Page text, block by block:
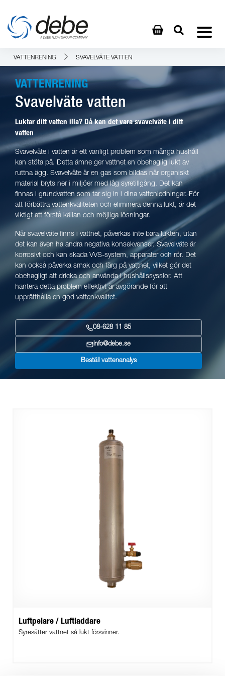
VATTENRENING SVAVELVÄTE VATTEN
VATTENRENING
Svavelväte vatten
Luktar ditt vatten illa? Då kan det vara svavelväte i ditt
vatten
Svavelväte i vatten är ett vanligt problem som många hushåll
kan stöta på. Detta ämne ger vattnet en obehaglig lukt av
ruttna ägg. Svavelväte är en gas som bildas när organiskt
material bryts ner i miljöer med låg syretillgång. Det kan
finnas i grundvatten som tar sig in i dina vattenledningar. För
att förbättra vattenkvaliteten och eliminera denna lukt, är det
viktigt att förstå källan och möjliga lösningar.
När svavelväte finns i vattnet, påverkas inte bara lukten, utan
det kan även ha andra negativa konsekvenser. Svavelväte är
korrosivt och kan skada VVS-system, apparater och rör. Det
kan också påverka smak och färg på vattnet, vilket gör det
obehagligt att dricka och använda i hushållssysslor. Att
hantera detta problem effektivt är avgörande för att
upprätthålla en god vattenkvalitet.
08-628 11 85
info@debe.se
Beställ vattenanalys
Luftpelare / Luftladdare
Syresätter vattnet så lukt försvinner.